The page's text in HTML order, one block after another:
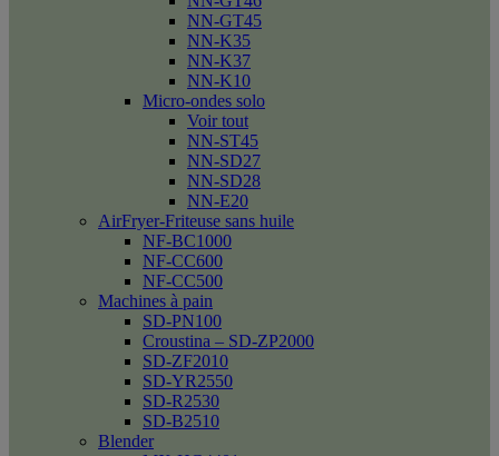
NN-GT45
NN-K35
NN-K37
NN-K10
Micro-ondes solo
Voir tout
NN-ST45
NN-SD27
NN-SD28
NN-E20
AirFryer-Friteuse sans huile
NF-BC1000
NF-CC600
NF-CC500
Machines à pain
SD-PN100
Croustina – SD-ZP2000
SD-ZF2010
SD-YR2550
SD-R2530
SD-B2510
Blender